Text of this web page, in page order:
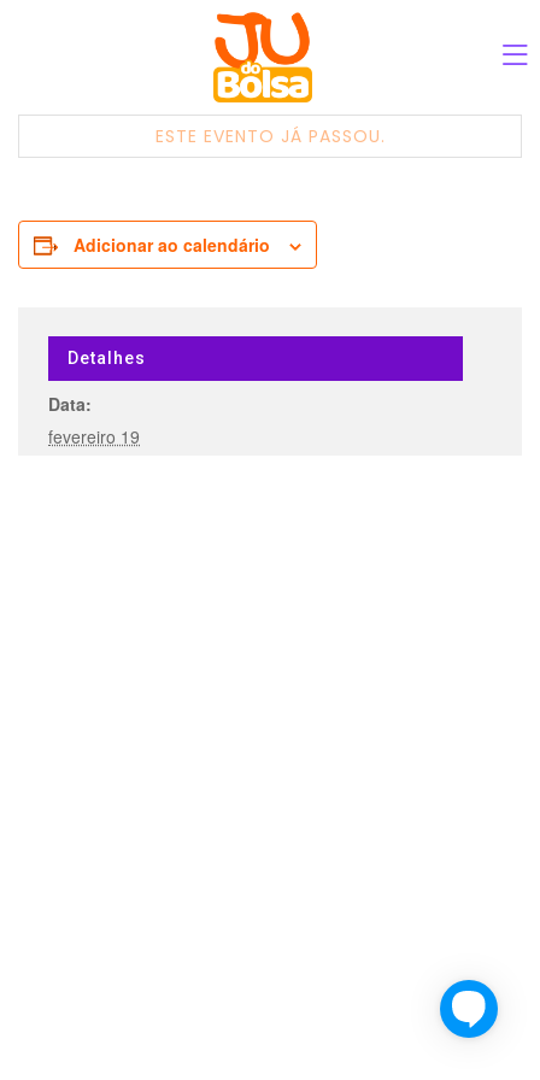
ESTE EVENTO JÁ PASSOU.
Adicionar ao calendário
Detalhes
Data:
fevereiro 19